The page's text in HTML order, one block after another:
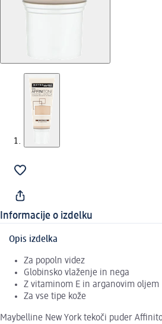
Informacije o izdelku
Opis izdelka
Za popoln videz
Globinsko vlaženje in nega
Z vitaminom E in arganovim oljem
Za vse tipe kože
Maybelline New York tekoči puder